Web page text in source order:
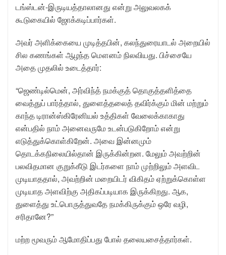
டங்ஸ்டன்-இருடியத்தாலானது என்று அலுவலகக்
கூடுகையில் ஜோக்கடிப்பார்கள்.
அவர் அளிக்கையை முடித்தபின், கலந்துரையாடல் அறையில்
சில கணங்கள் ஆழந்த மௌனம் நிலவியது. பிச்சையே
அதை முதலில் உடைத்தார்:
“ஜெண்டில்மென், அர்விந்த் நமக்குத் தொகுத்தளித்தை
வைத்துப் பார்த்தால், துளைத்தலைத் தவிர்க்கும் மின் மற்றும்
காந்த டிரான்ஸ்கிரேனியல் உத்திகள் வேலைக்காகாது
என்பதில் நாம் அனைவருமே உடன்படுகிறோம் என்று
எடுத்துக்கொள்கிறேன். அவை இன்னமும்
தொடக்கநிலையில்தான் இருக்கின்றன. மேலும் அவற்றின்
பலவிதமான குறுக்கீடு இடர்களை நாம் முற்றிலும் அளவிட
முடியாததால், அவற்றின் மறையிடர் விகிதம் ஏற்றுக்கொள்ள
முடியாத அளவிற்கு அதிகப்படியாக இருக்கிறது. ஆக,
துளைத்து உட்பொருத்துவதே நமக்கிருக்கும் ஒரே வழி,
சரிதானே?”
மற்ற மூவரும் ஆமோதிப்பது போல் தலையசைத்தார்கள்.